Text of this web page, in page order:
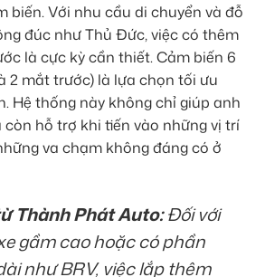
biến. Với nhu cầu di chuyển và đỗ
đúc như Thủ Đức, việc có thêm
là cực kỳ cần thiết. Cảm biến 6
2 mắt trước) là lựa chọn tối ưu
Hệ thống này không chỉ giúp anh
hỗ trợ khi tiến vào những vị trí
va chạm không đáng có ở
Thành Phát Auto:Đối với
gầm cao hoặc có phần
như BRV, việc lắp thêm